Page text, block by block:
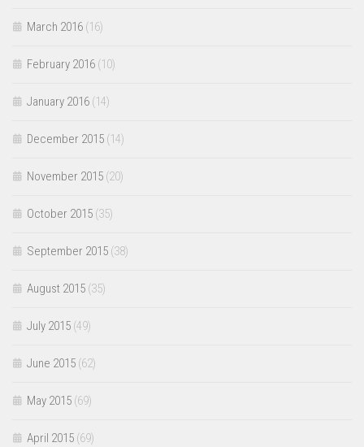
March 2016 (16)
February 2016 (10)
January 2016 (14)
December 2015 (14)
November 2015 (20)
October 2015 (35)
September 2015 (38)
August 2015 (35)
July 2015 (49)
June 2015 (62)
May 2015 (69)
April 2015 (69)